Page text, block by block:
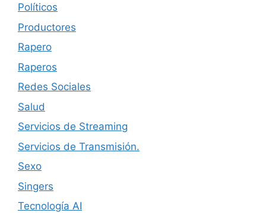
Políticos
Productores
Rapero
Raperos
Redes Sociales
Salud
Servicios de Streaming
Servicios de Transmisión.
Sexo
Singers
Tecnología AI